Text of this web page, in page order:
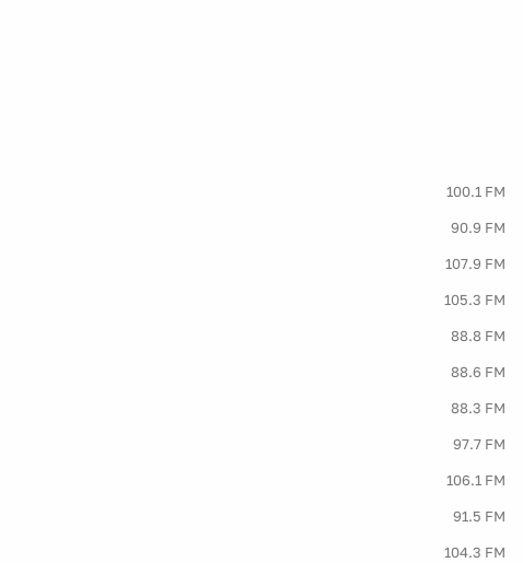
100.1 FM
90.9 FM
107.9 FM
105.3 FM
88.8 FM
88.6 FM
88.3 FM
97.7 FM
106.1 FM
91.5 FM
104.3 FM